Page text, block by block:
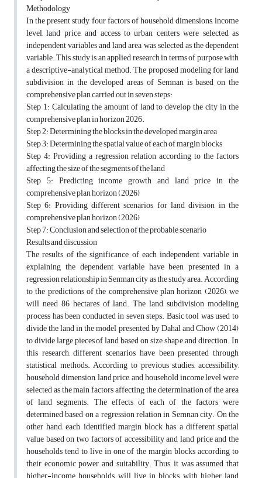
Methodology
In the present study, four factors of household dimensions, income
level, land price, and access to urban centers were selected as
independent variables and land area was selected as the dependent
variable. This study is an applied research in terms of purpose with
a descriptive-analytical method. The proposed modeling for land
subdivision in the developed areas of Semnan is based on the
comprehensive plan carried out in seven steps:
Step 1: Calculating the amount of land to develop the city in the
comprehensive plan in horizon 2026.
Step 2: Determining the blocks in the developed margin area
Step 3: Determining the spatial value of each of margin blocks
Step 4: Providing a regression relation according to the factors
affecting the size of the segments of the land
Step 5: Predicting income growth and land price in the
comprehensive plan horizon (2026)
Step 6: Providing different scenarios for land division in the
comprehensive plan horizon (2026)
Step 7: Conclusion and selection of the probable scenario
Results and discussion
The results of the significance of each independent variable in
explaining the dependent variable have been presented in a
regression relationship in Semnan city as the study area. According
to the predictions of the comprehensive plan horizon (2026), we
will need 86 hectares of land. The land subdivision modeling
process has been conducted in seven steps. Basic tool was used to
divide the land in the model presented by Dahal and Chow (2014)
to divide large pieces of land based on size, shape, and direction. In
this research, different scenarios have been presented through
statistical methods. According to previous studies, accessibility,
household dimension, land price, and household income level were
selected as the main factors affecting the determination of the area
of land segments. The effects of each of the factors were
determined based on a regression relation in Semnan city. On the
other hand, each identified margin block has a different spatial
value based on two factors of accessibility and land price and the
households tend to live in one of the margin blocks according to
their economic power and suitability. Thus, it was assumed that